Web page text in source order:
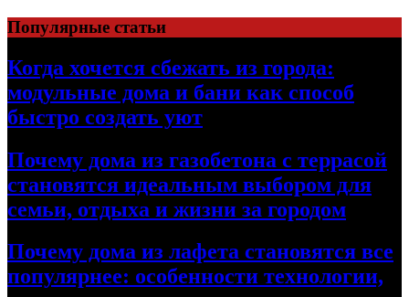
Перейти
к
содержимому
Популярные статьи
Когда хочется сбежать из города:
модульные дома и бани как способ
быстро создать уют
Почему дома из газобетона с террасой
становятся идеальным выбором для
семьи, отдыха и жизни за городом
Почему дома из лафета становятся все
популярнее: особенности технологии,